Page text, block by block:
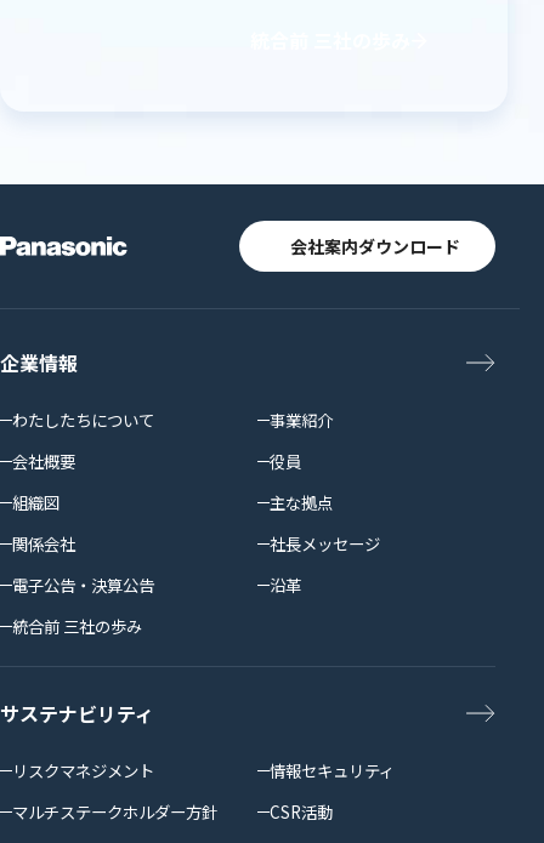
会社案内ダウンロード
企業情報
わたしたちについて
事業紹介
会社概要
役員
組織図
主な拠点
関係会社
社長メッセージ
電子公告・決算公告
沿革
統合前 三社の歩み
サステナビリティ
リスクマネジメント
情報セキュリティ
マルチステークホルダー方針
CSR活動